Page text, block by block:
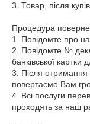
3. Товар, після
Процедура
1. Повідомте про
2. Повідомте №
банківської картки
3. Після отримання
повертаємо Вам
4. Всі послуги
проходять за наш